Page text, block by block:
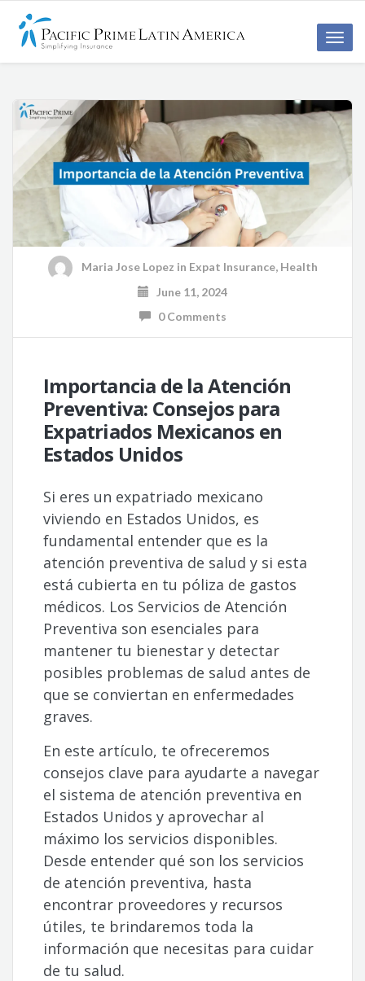
Toggle
Maria Jose Lopez in Expat Insurance, Health
June 11, 2024
0 Comments
Importancia de la Atención
Preventiva: Consejos para
Expatriados Mexicanos en
Estados Unidos
Si eres un expatriado mexicano
viviendo en Estados Unidos, es
fundamental entender que es la
atención preventiva de salud y si esta
está cubierta en tu póliza de gastos
médicos. Los Servicios de Atención
Preventiva son esenciales para
mantener tu bienestar y detectar
posibles problemas de salud antes de
que se conviertan en enfermedades
graves.
En este artículo, te ofreceremos
consejos clave para ayudarte a navegar
el sistema de atención preventiva en
Estados Unidos y aprovechar al
máximo los servicios disponibles.
Desde entender qué son los servicios
de atención preventiva, hasta
encontrar proveedores y recursos
útiles, te brindaremos toda la
información que necesitas para cuidar
de tu salud.